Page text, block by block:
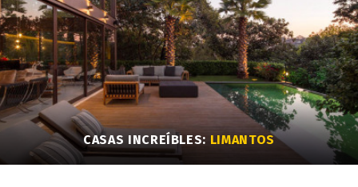
CASAS INCREÍBLES: LIMANTOS